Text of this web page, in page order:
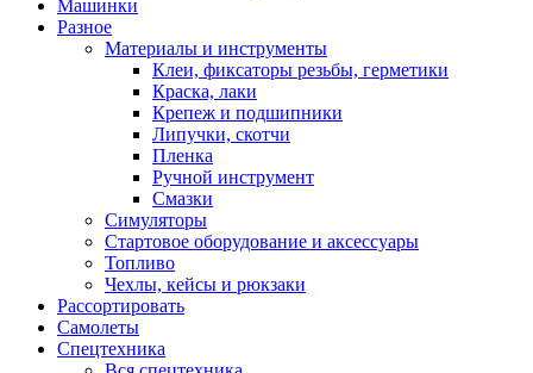
Машинки
Разное
Материалы и инструменты
Клеи, фиксаторы резьбы, герметики
Краска, лаки
Крепеж и подшипники
Липучки, скотчи
Пленка
Ручной инструмент
Смазки
Симуляторы
Стартовое оборудование и аксессуары
Топливо
Чехлы, кейсы и рюкзаки
Рассортировать
Самолеты
Спецтехника